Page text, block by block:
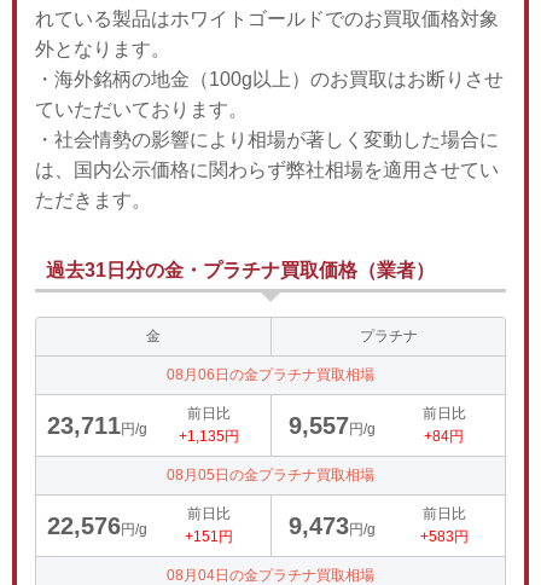
れている製品はホワイトゴールドでのお買取価格対象
外となります。
・海外銘柄の地金（100g以上）のお買取はお断りさせ
ていただいております。
・社会情勢の影響により相場が著しく変動した場合に
は、国内公示価格に関わらず弊社相場を適用させてい
ただきます。
過去31日分の金・プラチナ買取価格（業者）
金 プラチナ
08月06日の金プラチナ買取相場
23,711円/g
前日比
+1,135円
9,557円/g
前日比
+84円
08月05日の金プラチナ買取相場
22,576円/g
前日比
+151円
9,473円/g
前日比
+583円
08月04日の金プラチナ買取相場